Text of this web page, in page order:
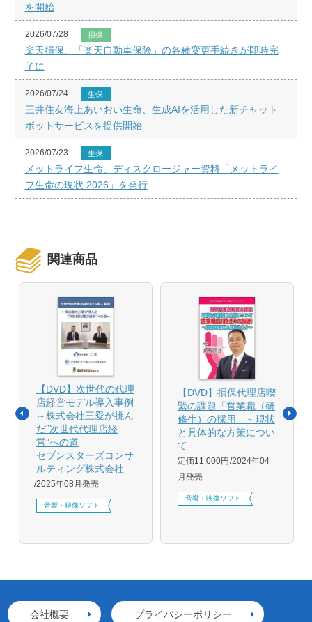
を開始
2026/07/28 損保
楽天損保、「楽天自動車保険」の各種変更手続きが即時完
了に
2026/07/24 生保
三井住友海上あいおい生命、生成AIを活用した新チャット
ボットサービスを提供開始
2026/07/23 生保
メットライフ生命、ディスクロージャー資料「メットライ
フ生命の現状 2026」を発行
関連商品
【DVD】次世代の代理
店経営モデル導入事例
～株式会社三愛が挑ん
だ”次世代代理店経
営”への道
セブンスターズコンサ
ルティング株式会社
2025年08月発売
音響・映像ソフト
【DVD】損保代理店喫
緊の課題「営業職（研
修生）の採用」～現状
と具体的な方策につい
て
定価11,000円 2024年04
月発売
音響・映像ソフト
会社概要 プライバシーポリシー